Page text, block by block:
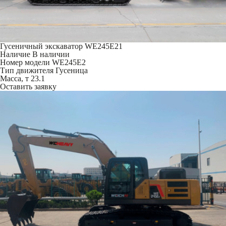
Гусеничный экскаватор WE245E21
Наличие В наличии
Номер модели WE245E2
Тип движителя Гусеница
Масса, т 23.1
Оставить заявку